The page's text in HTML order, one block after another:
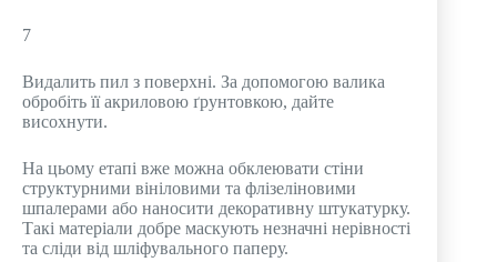
7
Видалить пил з поверхні. За допомогою валика
обробіть її акриловою ґрунтовкою, дайте
висохнути.
На цьому етапі вже можна обклеювати стіни
структурними вініловими та флізеліновими
шпалерами або наносити декоративну штукатурку.
Такі матеріали добре маскують незначні нерівності
та сліди від шліфувального паперу.